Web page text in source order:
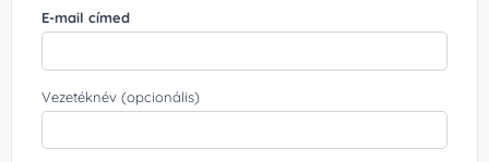
E-mail címed
Vezetéknév (opcionális)